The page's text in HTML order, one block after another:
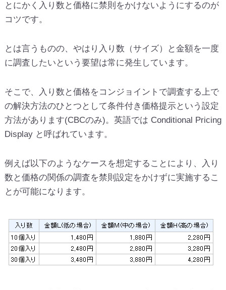
とにかく入り数と価格に禁則をかけないようにするのが
コツです。
とは言うものの、やはり入り数（サイズ）と金額を一度
に調査したいという要望は常に発生しています。
そこで、入り数と価格をコンジョイントで調査する上で
の解決方法のひとつとして条件付き価格提示という設定
方法があります(CBCのみ)。英語では Conditional Pricing
Display と呼ばれています。
例えば以下のようなケースを想定することにより、入り
数と価格の関係の調査を禁則設定をかけずに実施するこ
とが可能になります。